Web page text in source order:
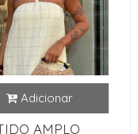
AMPLO